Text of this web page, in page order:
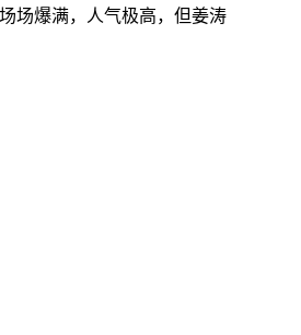
场爆满，人气极高，但姜涛